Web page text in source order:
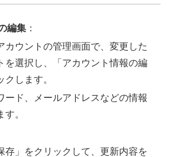
編集 ：
カウントの管理画面で、変更した
を選択し、「アカウント情報の編
クします。
ード、メールアドレスなどの情報
す。
存」をクリックして、更新内容を